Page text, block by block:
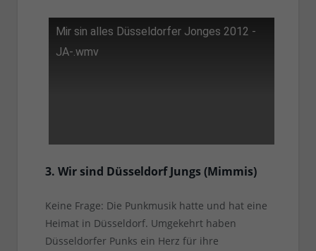
Mir sin alles Düsseldorfer Jonges 2012 -
JA-.wmv
3. Wir sind Düsseldorf Jungs (Mimmis)
Keine Frage: Die Punkmusik hatte und hat eine
Heimat in Düsseldorf. Umgekehrt haben
Düsseldorfer Punks ein Herz für ihre